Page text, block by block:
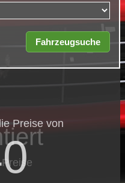
Preise von